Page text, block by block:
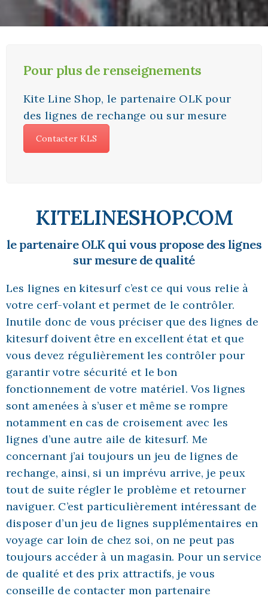
Pour plus de renseignements
Kite Line Shop, le partenaire OLK pour
des lignes de rechange ou sur mesure
Contacter KLS
KITELINESHOP.COM
le partenaire OLK qui vous propose des lignes
sur mesure de qualité
Les lignes en kitesurf c’est ce qui vous relie à
votre cerf-volant et permet de le contrôler.
Inutile donc de vous préciser que des lignes de
kitesurf doivent être en excellent état et que
vous devez régulièrement les contrôler pour
garantir votre sécurité et le bon
fonctionnement de votre matériel. Vos lignes
sont amenées à s’user et même se rompre
notamment en cas de croisement avec les
lignes d’une autre aile de kitesurf. Me
concernant j’ai toujours un jeu de lignes de
rechange, ainsi, si un imprévu arrive, je peux
tout de suite régler le problème et retourner
naviguer. C’est particulièrement intéressant de
disposer d’un jeu de lignes supplémentaires en
voyage car loin de chez soi, on ne peut pas
toujours accéder à un magasin. Pour un service
de qualité et des prix attractifs, je vous
conseille de contacter mon partenaire